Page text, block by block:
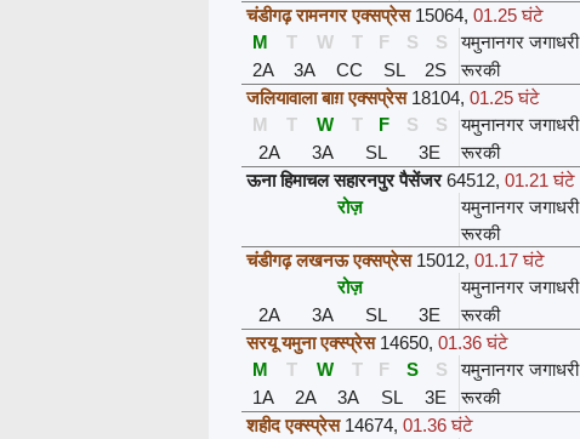
चंडीगढ़ रामनगर एक्सप्रेस 15064, 01.25 घंटे
M
T W T F S S यमुनानगर जगाधरी
2A
3A CC SL 2S रूरकी
जलियावाला बाग़ एक्सप्रेस 18104, 01.25 घंटे
M
T W T F S S यमुनानगर जगाधरी
2A
3A SL 3E रूरकी
ऊना हिमाचल सहारनपुर पैसेंजर 64512, 01.21 घंटे
रोज़
यमुनानगर जगाधरी
रूरकी
चंडीगढ़ लखनऊ एक्सप्रेस 15012, 01.17 घंटे
रोज़
यमुनानगर जगाधरी
2A
3A SL 3E रूरकी
सरयू यमुना एक्स्प्रेस 14650, 01.36 घंटे
M
T W T F S S यमुनानगर जगाधरी
1A
2A 3A SL 3E रूरकी
शहीद एक्स्प्रेस 14674, 01.36 घंटे